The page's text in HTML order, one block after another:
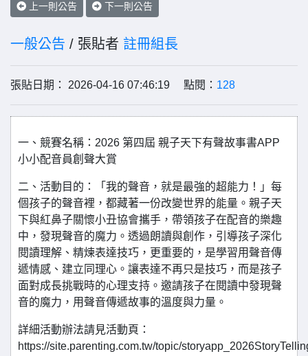
上一則公告 下一則公告
一般公告 / 張貼者 註冊組長
張貼日期： 2026-04-16 07:46:19 點閱： 128
一、競賽名稱：2026 第四屆 親子天下有聲故事書APP
小小配音員創聲大賞
二、活動目的：「我的聲音，就是最強的超能力！」每
個孩子的聲音裡，都藏著一份改變世界的能量。親子天
下與紅鼻子關懷小丑協會攜手，帶領孩子在配音的樂趣
中，發現聲音的魔力。透過朗讀與創作，引導孩子深化
閱讀理解、精煉表達技巧，更重要的，是學習用聲音傳
遞情感、建立同理心。讓表達不再只是技巧，而是孩子
面對成長挑戰時的心理支持。邀請孩子在閱讀中發現聲
音的魔力，用聲音傳遞故事的溫度與力量。
詳細活動辦法請見活動頁：
https://site.parenting.com.tw/topic/